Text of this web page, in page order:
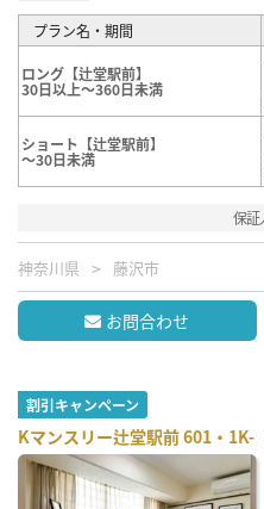
プラン名・期間
ロング【辻堂駅前】
30日以上～360日未満
ショート【辻堂駅前】
～30日未満
保証
神奈川県 藤沢市
お問合わせ
割引キャンペーン
Kマンスリー辻堂駅前 601・